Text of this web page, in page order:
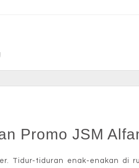
Promo JSM
Tidur-tiduran enak-enakan di